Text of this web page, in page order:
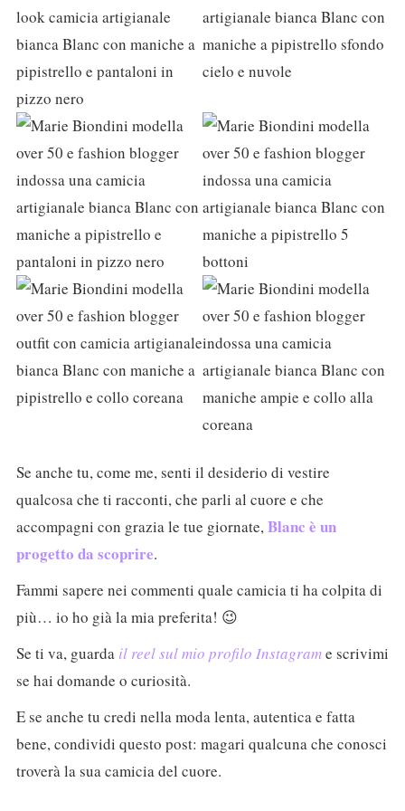
Se anche tu, come me, senti il desiderio di vestire
qualcosa che ti racconti, che parli al cuore e che
accompagni con grazia le tue giornate,Blanc è un
progetto da scoprire.
Fammi sapere nei commenti quale camicia ti ha colpita di
più… io ho già la mia preferita! 😉
Se ti va, guarda il reel sul mio profilo Instagrame scrivimi
se hai domande o curiosità.
E se anche tu credi nella moda lenta, autentica e fatta
bene, condividi questo post: magari qualcuna che conosci
troverà la sua camicia del cuore.